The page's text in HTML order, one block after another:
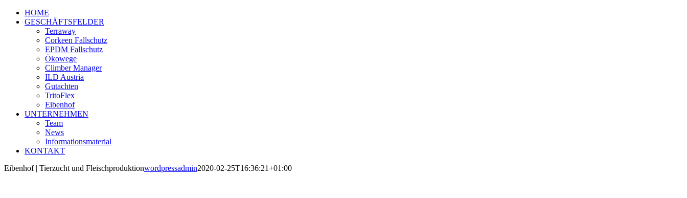
HOME
GESCHÄFTSFELDER
Terraway
Corkeen Fallschutz
EPDM Fallschutz
Ökowege
Climber Manager
ILD Austria
Gutachten
TritoFlex
Eibenhof
UNTERNEHMEN
Team
News
Informationsmaterial
KONTAKT
Eibenhof | Tierzucht und Fleischproduktionwordpressadmin2020-02-25T16:36:21+01:00